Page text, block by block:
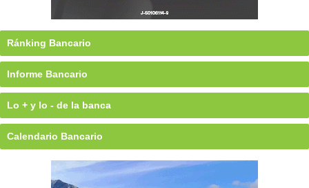
Ránking Bancario
Informe Bancario
Lo + y lo - de la banca
Calendario Bancario